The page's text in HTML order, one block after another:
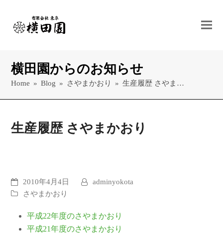
横田園からのお知らせ
Home » Blog » さやまかおり » 生産履歴 さやま…
生産履歴 さやまかおり
2010年4月4日
adminyokota
さやまかおり
平成22年度のさやまかおり
平成21年度のさやまかおり